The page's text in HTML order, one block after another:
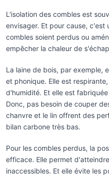
L'isolation des combles est
envisager. Et pour cause, c'est
combles soient perdus ou
empêcher la chaleur de
La laine de bois, par exemple,
et phonique. Elle est
d'humidité. Et elle est
Donc, pas besoin de couper
chanvre et le lin offrent des
bilan carbone très bas.
Pour les combles perdus, la
efficace. Elle permet
inaccessibles. Et elle évite les